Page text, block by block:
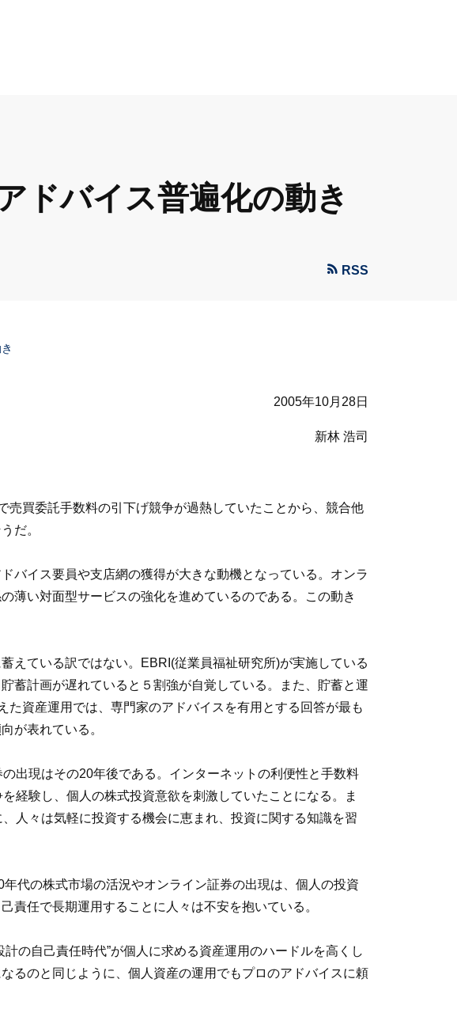
ドバイス普遍化の動き
RSS
2005年10月28日
新林 浩司
買委託手数料の引下げ競争が過熱していたことから、競合他
だ。
バイス要員や支店網の獲得が大きな動機となっている。オンラ
薄い対面型サービスの強化を進めているのである。この動き
えている訳ではない。EBRI(従業員福祉研究所)が実施している
蓄計画が遅れていると５割強が自覚している。また、貯蓄と運
た資産運用では、専門家のアドバイスを有用とする回答が最も
が表れている。
出現はその20年後である。インターネットの利便性と手数料
経験し、個人の株式投資意欲を刺激していたことになる。ま
人々は気軽に投資する機会に恵まれ、投資に関する知識を習
代の株式市場の活況やオンライン証券の出現は、個人の投資
責任で長期運用することに人々は不安を抱いている。
の自己責任時代”が個人に求める資産運用のハードルを高くし
るのと同じように、個人資産の運用でもプロのアドバイスに頼